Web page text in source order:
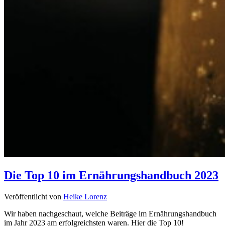
Die Top 10 im Ernährungshandbuch 2023
Veröffentlicht von Heike Lorenz
Wir haben nachgeschaut, welche Beiträge im Ernährungshandbuch
im Jahr 2023 am erfolgreichsten waren. Hier die Top 10!